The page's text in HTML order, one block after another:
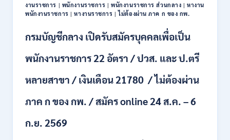
เงิน
เดือน
ค่า
ชีพ
ค่า
พิเศษ
งานราชการ | พนักงานราชการ |พนักงานราชการ ส่วนกลาง |หางาน
พนักงานราชการ |หางานราชการ |ไม่ต้องผ่าน ภาค ก ของ กพ.
กรมบัญชีกลาง เปิดรับสมัครบุคคลเพื่อเป็น
พนักงานราชการ 22 อัตรา / ปวส. และ ป.ตรี
หลายสาขา / เงินเดือน 21780 / ไม่ต้องผ่าน
ภาค ก ของ กพ. / สมัคร online 24 ส.ค. – 6
ก.ย. 2569